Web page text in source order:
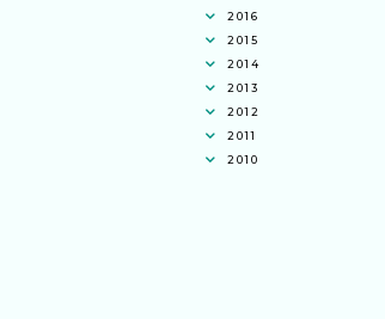
2016
2015
2014
2013
2012
2011
2010